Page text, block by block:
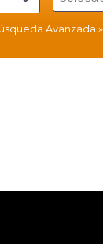
Avanzada